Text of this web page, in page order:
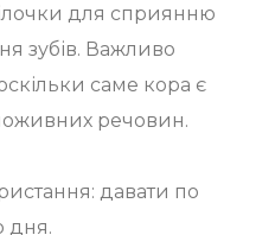
для сприянню
зубів. Важливо
саме кора є
речовин.
давати по
дня.